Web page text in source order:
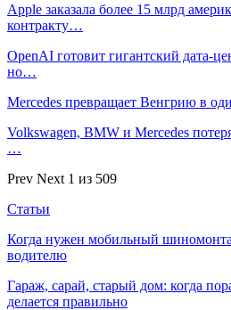
Apple заказала более 15 млрд
контракту…
OpenAI готовит гигантский дата-
но…
Mercedes превращает Венгрию в
Volkswagen, BMW и Mercedes
…
Prev Next 1 из 509
Статьи
Когда нужен мобильный
водителю
Гараж, сарай, старый дом: когда
делается правильно